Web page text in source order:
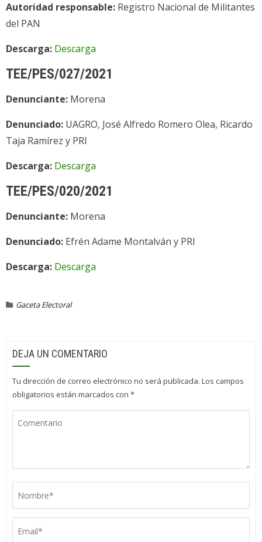
Autoridad responsable: Registro Nacional de Militantes
del PAN
Descarga: Descarga
TEE/PES/027/2021
Denunciante: Morena
Denunciado: UAGRO, José Alfredo Romero Olea, Ricardo
Taja Ramírez y PRI
Descarga: Descarga
TEE/PES/020/2021
Denunciante: Morena
Denunciado: Efrén Adame Montalván y PRI
Descarga: Descarga
Gaceta Electoral
DEJA UN COMENTARIO
Tu dirección de correo electrónico no será publicada. Los campos
obligatorios están marcados con *